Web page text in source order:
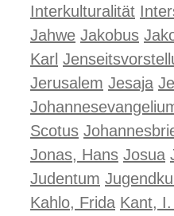
Interkulturalität
Jahwe Jakobus
Karl
Jerusalem Jesaja
Scotus
Jonas, Hans Josua
Judentum
Kahlo, Frida Kant,